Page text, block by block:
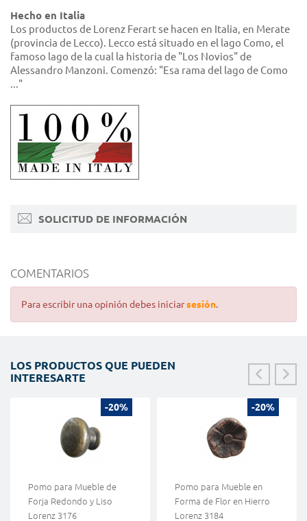
Hecho en Italia
Los productos de Lorenz Ferart se hacen en Italia, en Merate
(provincia de Lecco). Lecco está situado en el lago Como, el
famoso lago de la cual la historia de "Los Novios" de
Alessandro Manzoni. Comenzó: "Esa rama del lago de Como
..."
SOLICITUD DE INFORMACIÓN
COMENTARIOS
Para escribir una opinión debes iniciarsesión.
LOS PRODUCTOS QUE PUEDEN
INTERESARTE
-20%
Pomo para Mueble de
Forja Redondo y Liso
Lorenz 3176
-20%
Pomo para Mueble en
Forma de Flor en Hierro
Lorenz 3184